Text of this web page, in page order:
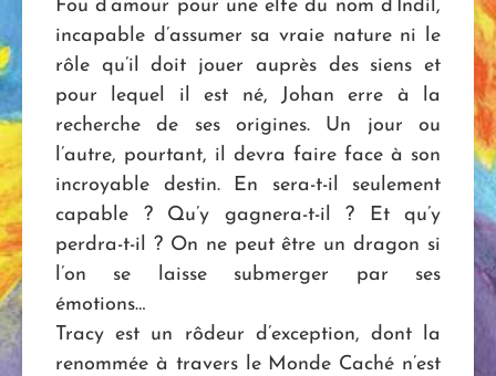
Fou d’amour pour une elfe du nom d’Indil,
incapable d’assumer sa vraie nature ni le
rôle qu’il doit jouer auprès des siens et
pour lequel il est né, Johan erre à la
recherche de ses origines. Un jour ou
l’autre, pourtant, il devra faire face à son
incroyable destin. En sera-t-il seulement
capable ? Qu’y gagnera-t-il ? Et qu’y
perdra-t-il ? On ne peut être un dragon si
l’on se laisse submerger par ses
émotions…
Tracy est un rôdeur d’exception, dont la
renommée à travers le Monde Caché n’est